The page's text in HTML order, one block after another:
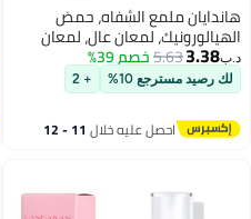
7
هاندايان ملمع الشفاه، حمض
الهيالورونيك، لمعان عالٍ، لمعان
فائق، لون غير لزج، زيت وصمة عار،
أحمر الشفاه السائل، بريق رافع، يدوم
طويلاً، مقاوم للماء، مرطب للنساء
والفتيات
د.ب‏3.38
5.63خصم 39%
لك رصيد مسترجع 10% + 2
احصل عليه خلال 11 - 12